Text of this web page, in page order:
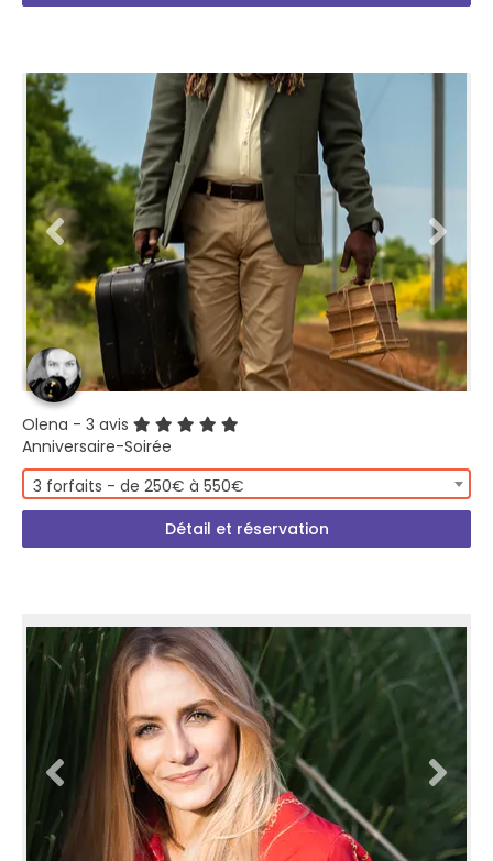
Olena - 3 avis
Anniversaire-Soirée
3 forfaits - de 250€ à 550€
Détail et réservation